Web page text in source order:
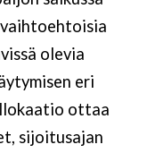
olevia
eri
ottaa
sijoitusajan